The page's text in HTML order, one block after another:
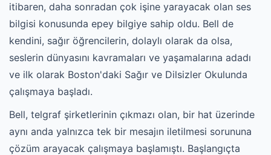
itibaren, daha sonradan çok işine yarayacak olan ses
bilgisi konusunda epey bilgiye sahip oldu. Bell de
kendini, sağır öğrencilerin, dolaylı olarak da olsa,
seslerin dünyasını kavramaları ve yaşamalarına adadı
ve ilk olarak Boston'daki Sağır ve Dilsizler Okulunda
çalışmaya başladı.
Bell, telgraf şirketlerinin çıkmazı olan, bir hat üzerinde
aynı anda yalnızca tek bir mesajın iletilmesi sorununa
çözüm arayacak çalışmaya başlamıştı. Başlangıçta